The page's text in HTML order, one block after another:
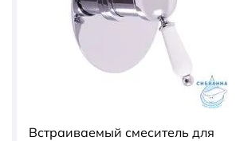
Встраиваемый смеситель для